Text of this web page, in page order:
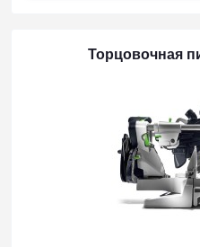
Торцовочная